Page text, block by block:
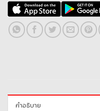
คำอธิบาย